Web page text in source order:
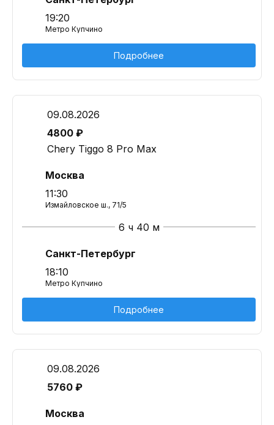
19:20
Метро Купчино
Подробнее
09.08.2026
4800 ₽
Chery Tiggo 8 Pro Max
Москва
11:30
Измайловское ш., 71/5
6 ч 40 м
Санкт-Петербург
18:10
Метро Купчино
Подробнее
09.08.2026
5760 ₽
Москва